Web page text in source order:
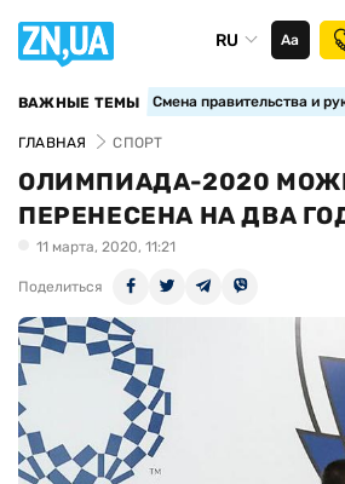
RU Аа
ВАЖНЫЕ ТЕМЫ Смена правительства и
ГЛАВНАЯ СПОРТ
ОЛИМПИАДА-2020
ПЕРЕНЕСЕНА НА ДВА
11 марта, 2020, 11:21
Поделиться